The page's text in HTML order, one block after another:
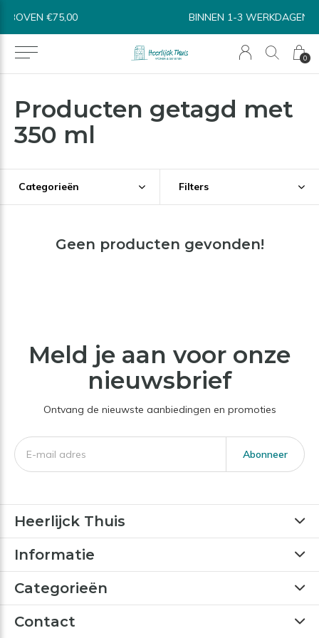
0
BINNEN 1-3 WERKDAGEN VERSTUURD*
Producten getagd met
350 ml
Categorieën Filters
Geen producten gevonden!
Meld je aan voor onze
nieuwsbrief
Ontvang de nieuwste aanbiedingen en promoties
Abonneer
Heerlijck Thuis
Informatie
Categorieën
Contact